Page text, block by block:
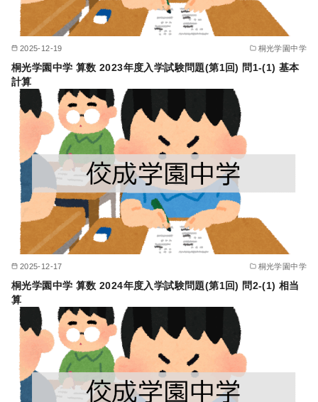
2025-12-19 桐光学園中学
桐光学園中学 算数 2023年度入学試験問題(第1回) 問1-(1) 基本
計算
2025-12-17 桐光学園中学
桐光学園中学 算数 2024年度入学試験問題(第1回) 問2-(1) 相当
算